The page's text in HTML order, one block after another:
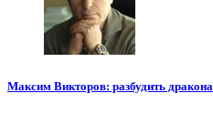
Максим Викторов: разбудить дракона